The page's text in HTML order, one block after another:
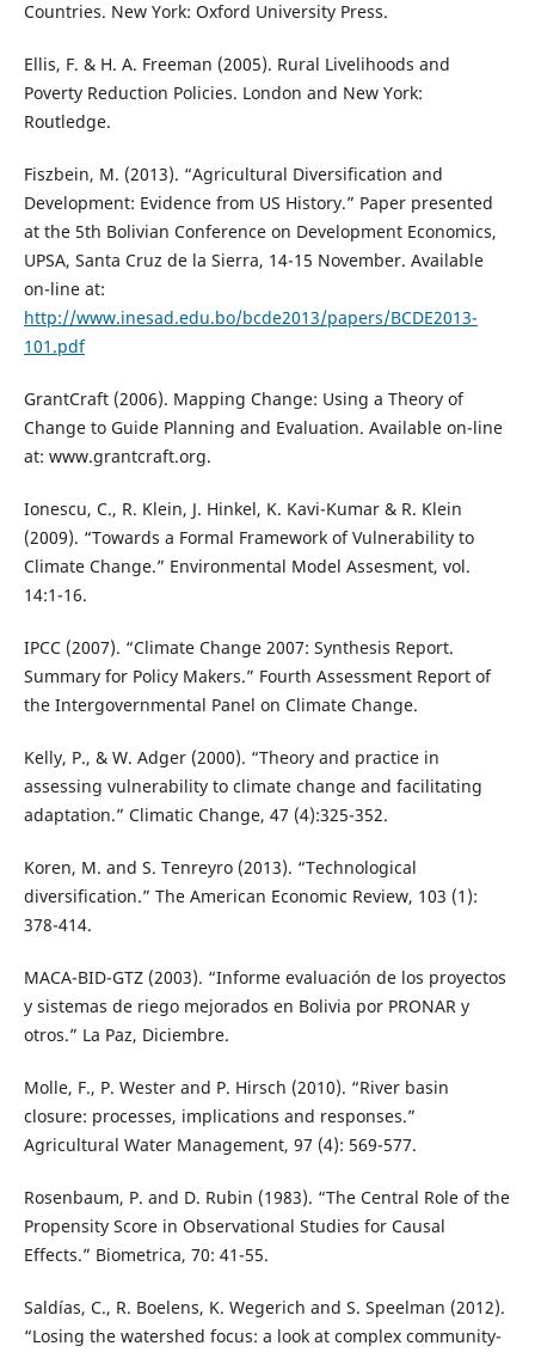
Countries. New York: Oxford University Press.
Ellis, F. & H. A. Freeman (2005). Rural Livelihoods and
Poverty Reduction Policies. London and New York:
Routledge.
Fiszbein, M. (2013). “Agricultural Diversification and
Development: Evidence from US History.” Paper presented
at the 5th Bolivian Conference on Development Economics,
UPSA, Santa Cruz de la Sierra, 14-15 November. Available
on-line at:
http://www.inesad.edu.bo/bcde2013/papers/BCDE2013-
101.pdf
GrantCraft (2006). Mapping Change: Using a Theory of
Change to Guide Planning and Evaluation. Available on-line
at: www.grantcraft.org.
Ionescu, C., R. Klein, J. Hinkel, K. Kavi-Kumar & R. Klein
(2009). “Towards a Formal Framework of Vulnerability to
Climate Change.” Environmental Model Assesment, vol.
14:1-16.
IPCC (2007). “Climate Change 2007: Synthesis Report.
Summary for Policy Makers.” Fourth Assessment Report of
the Intergovernmental Panel on Climate Change.
Kelly, P., & W. Adger (2000). “Theory and practice in
assessing vulnerability to climate change and facilitating
adaptation.” Climatic Change, 47 (4):325-352.
Koren, M. and S. Tenreyro (2013). “Technological
diversification.” The American Economic Review, 103 (1):
378-414.
MACA-BID-GTZ (2003). “Informe evaluación de los proyectos
y sistemas de riego mejorados en Bolivia por PRONAR y
otros.” La Paz, Diciembre.
Molle, F., P. Wester and P. Hirsch (2010). “River basin
closure: processes, implications and responses.”
Agricultural Water Management, 97 (4): 569-577.
Rosenbaum, P. and D. Rubin (1983). “The Central Role of the
Propensity Score in Observational Studies for Causal
Effects.” Biometrica, 70: 41-55.
Saldías, C., R. Boelens, K. Wegerich and S. Speelman (2012).
“Losing the watershed focus: a look at complex community-